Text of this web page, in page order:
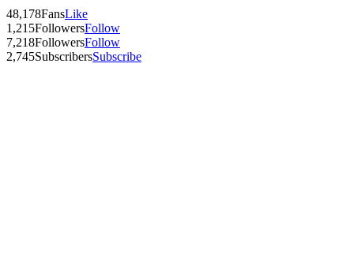
48,178FansLike
1,215FollowersFollow
7,218FollowersFollow
2,745SubscribersSubscribe